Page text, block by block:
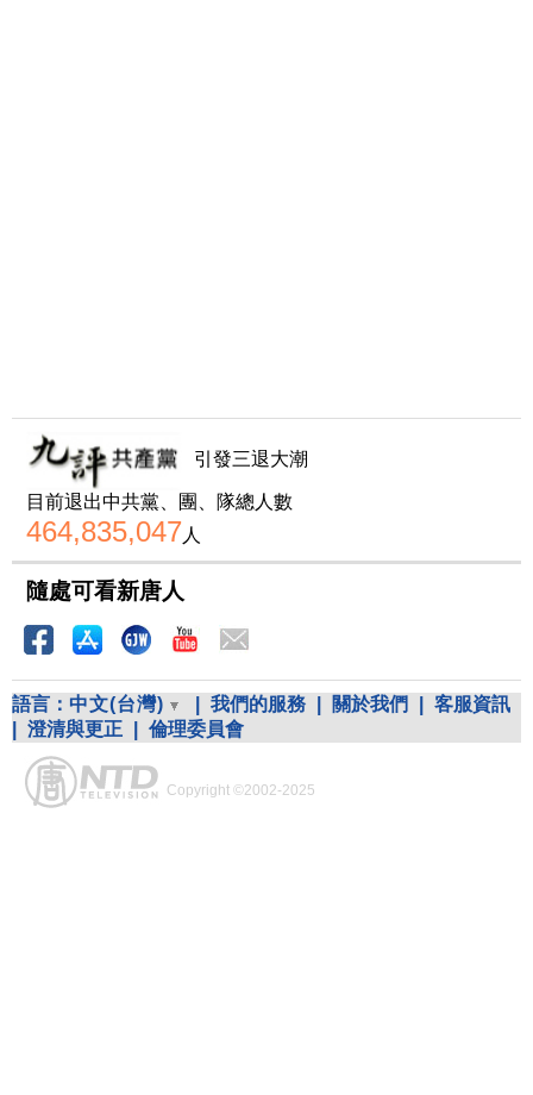
引發三退大潮
目前退出中共黨、團、隊總人數
464,835,047人
隨處可看新唐人
語言： 中文(台灣) 我們的服務 關於我們
客服資訊
澄清與更正 倫理委員會
Copyright ©2002-2025